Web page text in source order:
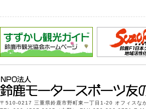
〒510-0217 三重県鈴鹿市野町東一丁目1-20 オフィスな